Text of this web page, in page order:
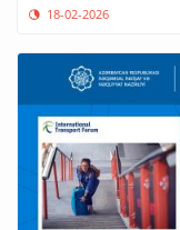
18-02-2026